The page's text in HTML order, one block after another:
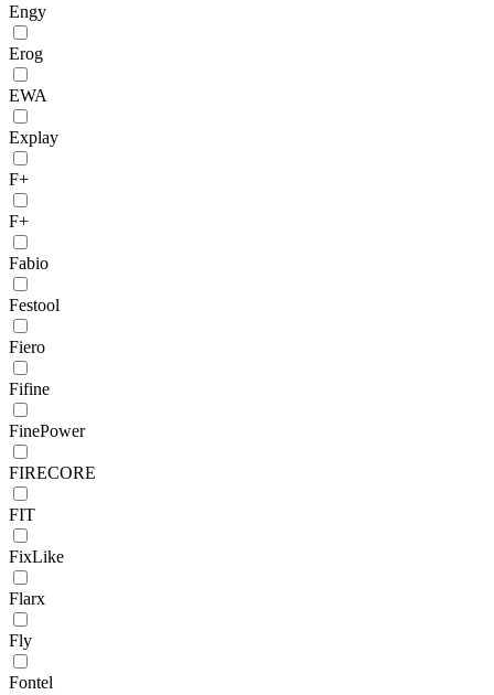
Engy
Erog
EWA
Explay
F+
F+
Fabio
Festool
Fiero
Fifine
FinePower
FIRECORE
FIT
FixLike
Flarx
Fly
Fontel